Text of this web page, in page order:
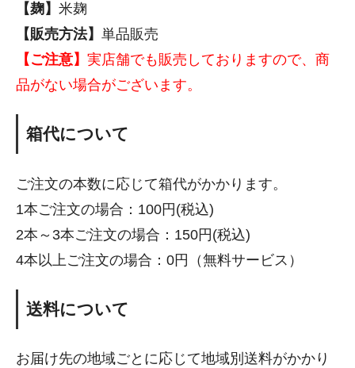
【麹】 米麹
【販売方法】 単品販売
【ご注意】 実店舗でも販売しておりますので、商
品がない場合がございます。
箱代について
ご注文の本数に応じて箱代がかかります。
1本ご注文の場合：100円(税込)
2本～3本ご注文の場合：150円(税込)
4本以上ご注文の場合：0円（無料サービス）
送料について
お届け先の地域ごとに応じて地域別送料がかかり